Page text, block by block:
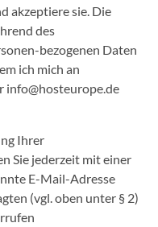
akzeptiere sie. Die
des
bezogenen Daten
ich mich an
info@hosteurope.de
Ihrer
Sie jederzeit mit einer
E-Mail-Adresse
(vgl. oben unter § 2)